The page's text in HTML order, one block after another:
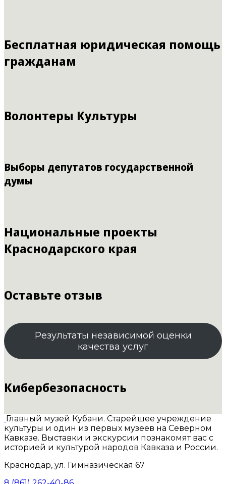
Бесплатная юридическая помощь
гражданам
Волонтеры Культуры
Выборы депутатов государственной
думы
Национальные проекты
Краснодарского края
Оставьте отзыв
Результаты независимой оценки
качества услуг
Кибербезопасность
Главный музей Кубани. Старейшее учреждение
культуры и один из первых музеев на Северном
Кавказе. Выставки и экскурсии познакомят вас с
историей и культурой народов Кавказа и России.
Краснодар, ул. Гимназическая 67